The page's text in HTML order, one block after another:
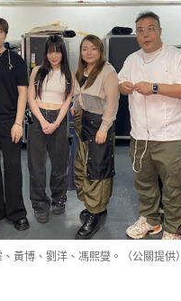
黃博、劉洋、馮熙燮。（公關提供）